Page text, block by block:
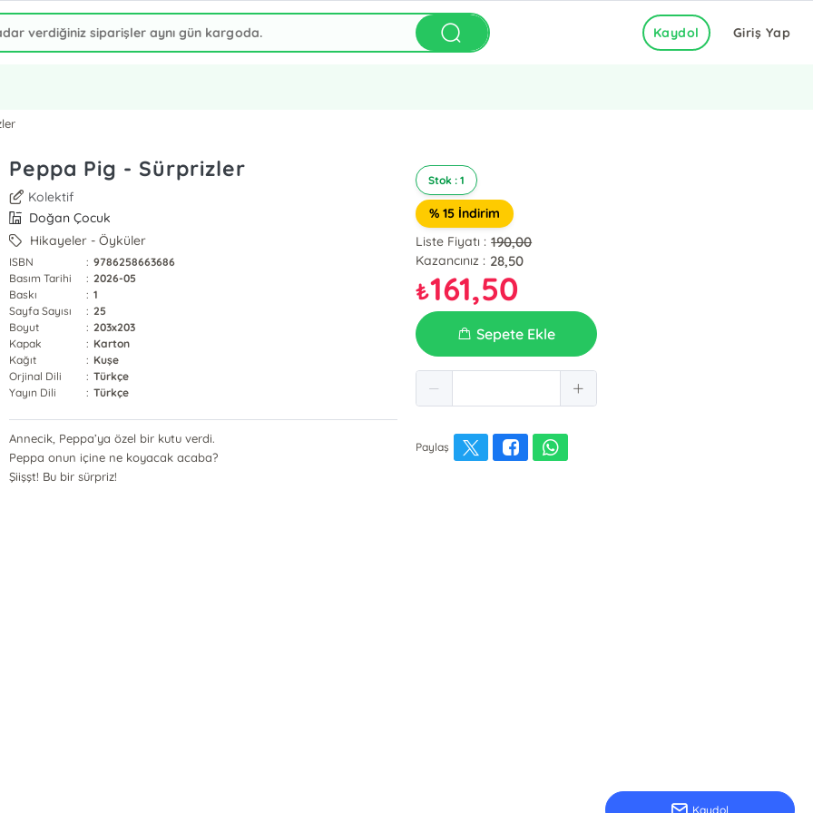
Giriş Yap
Kaydol
Peppa Pig - Sürprizler
Kolektif
Doğan Çocuk
Hikayeler - Öyküler
ISBN : 9786258663686
Basım Tarihi
: 2026-05
Baskı
: 1
Sayfa Sayısı
: 25
Boyut
: 203x203
Kapak
: Karton
Kağıt
: Kuşe
Orjinal Dili
: Türkçe
Yayın Dili
: Türkçe
Annecik, Peppa’ya özel bir kutu verdi.
Peppa onun içine ne koyacak acaba?
Şiişşt! Bu bir sürpriz!
Stok : 1
% 15 İndirim
Liste Fiyatı : 190,00
Kazancınız : 28,50
₺161,50
Sepete Ekle
Paylaş
Kaydol